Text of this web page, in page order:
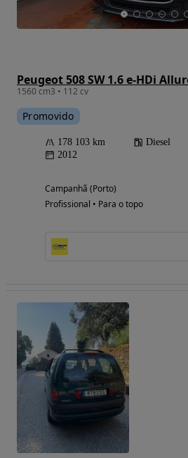
Peugeot 508 SW 1.6 e-HDi
1560 cm3 • 112 cv
Promovido
178 103 km Diesel
2012
Campanhã (Porto)
Profissional • Para o topo